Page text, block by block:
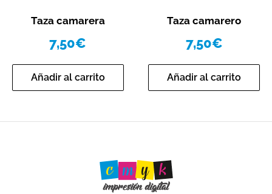
Taza camarera
7,50€
Añadir al carrito
Taza camarero
7,50€
Añadir al carrito